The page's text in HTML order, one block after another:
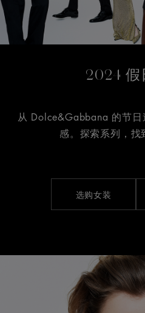
2024 假
从 Dolce&Gabbana 的节日
感。探索系列，找
选购女装